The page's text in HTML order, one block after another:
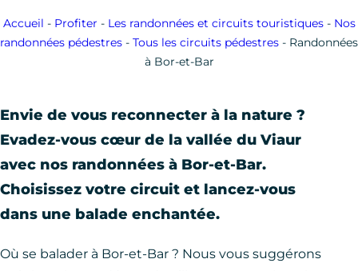
Accueil - Profiter - Les randonnées et circuits touristiques- Nos
randonnées pédestres - Tous les circuits pédestres - Randonnées
à Bor-et-Bar
Envie de vous reconnecter à la nature ?
Evadez-vous cœur de la vallée du Viaur
avec nos randonnées à Bor-et-Bar.
Choisissez votre circuit et lancez-vous
dans une balade enchantée.
Où se balader à Bor-et-Bar ? Nous vous suggérons